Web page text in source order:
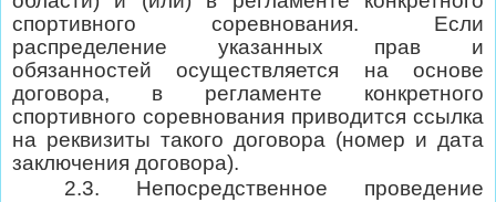
спортивного соревнования. Если
распределение указанных прав и
обязанностей осуществляется на основе
договора, в регламенте конкретного
спортивного соревнования приводится ссылка
на реквизиты такого договора (номер и дата
заключения договора).
2.3. Непосредственное проведение